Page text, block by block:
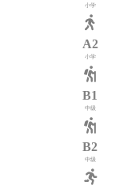
小学
A2
小学
B1
中级
B2
中级